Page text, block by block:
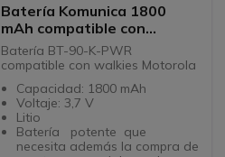
Batería Komunica 1800
mAh compatible con
Motorola
CLP446/CLPe/sl4000-etc
Batería BT-90-K-PWR
compatible con walkies Motorola
Capacidad: 1800 mAh
Voltaje: 3,7 V
Litio
Batería potente que
necesita además la compra de